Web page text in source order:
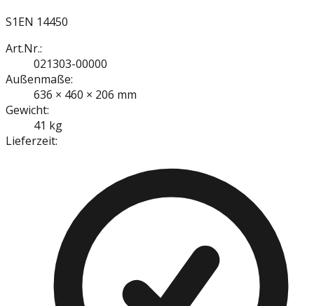
S1EN 14450
Art.Nr.:
021303-00000
Außenmaße:
636 × 460 × 206 mm
Gewicht:
41 kg
Lieferzeit: